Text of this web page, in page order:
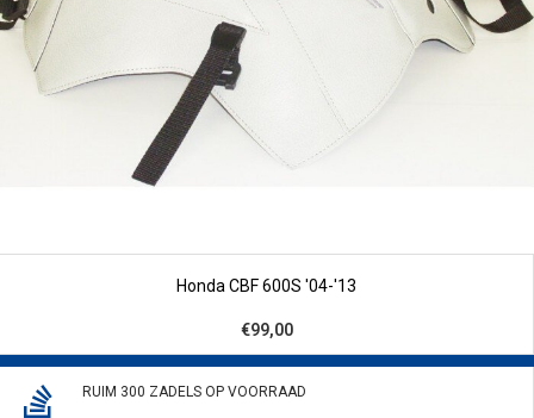
Honda CBF 600S '04-'13
€99,00
RUIM 300 ZADELS OP VOORRAAD